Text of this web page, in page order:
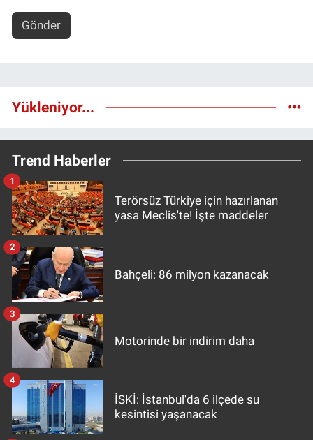
Gönder
Yükleniyor...
Trend Haberler
Terörsüz Türkiye için hazırlanan
yasa Meclis'te! İşte maddeler
1
Bahçeli: 86 milyon kazanacak
2
Motorinde bir indirim daha
3
İSKİ: İstanbul'da 6 ilçede su
kesintisi yaşanacak
4